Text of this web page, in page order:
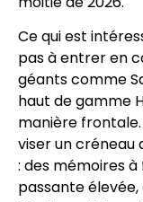
Ce qui est
pas à entrer en
géants comme
haut de gamme
manière
viser un créneau
: des mémoires
passante